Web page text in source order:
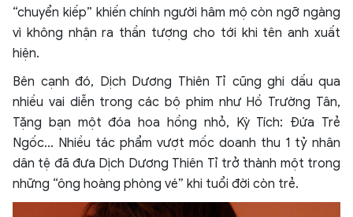
“chuyển kiếp” khiến chính người hâm mộ còn ngỡ ngàng
vì không nhận ra thần tượng cho tới khi tên anh xuất
hiện.
Bên cạnh đó, Dịch Dương Thiên Tỉ cũng ghi dấu qua
nhiều vai diễn trong các bộ phim như Hồ Trường Tân,
Tặng bạn một đóa hoa hồng nhỏ, Kỳ Tích: Đứa Trẻ
Ngốc… Nhiều tác phẩm vượt mốc doanh thu 1 tỷ nhân
dân tệ đã đưa Dịch Dương Thiên Tỉ trở thành một trong
những “ông hoàng phòng vé” khi tuổi đời còn trẻ.